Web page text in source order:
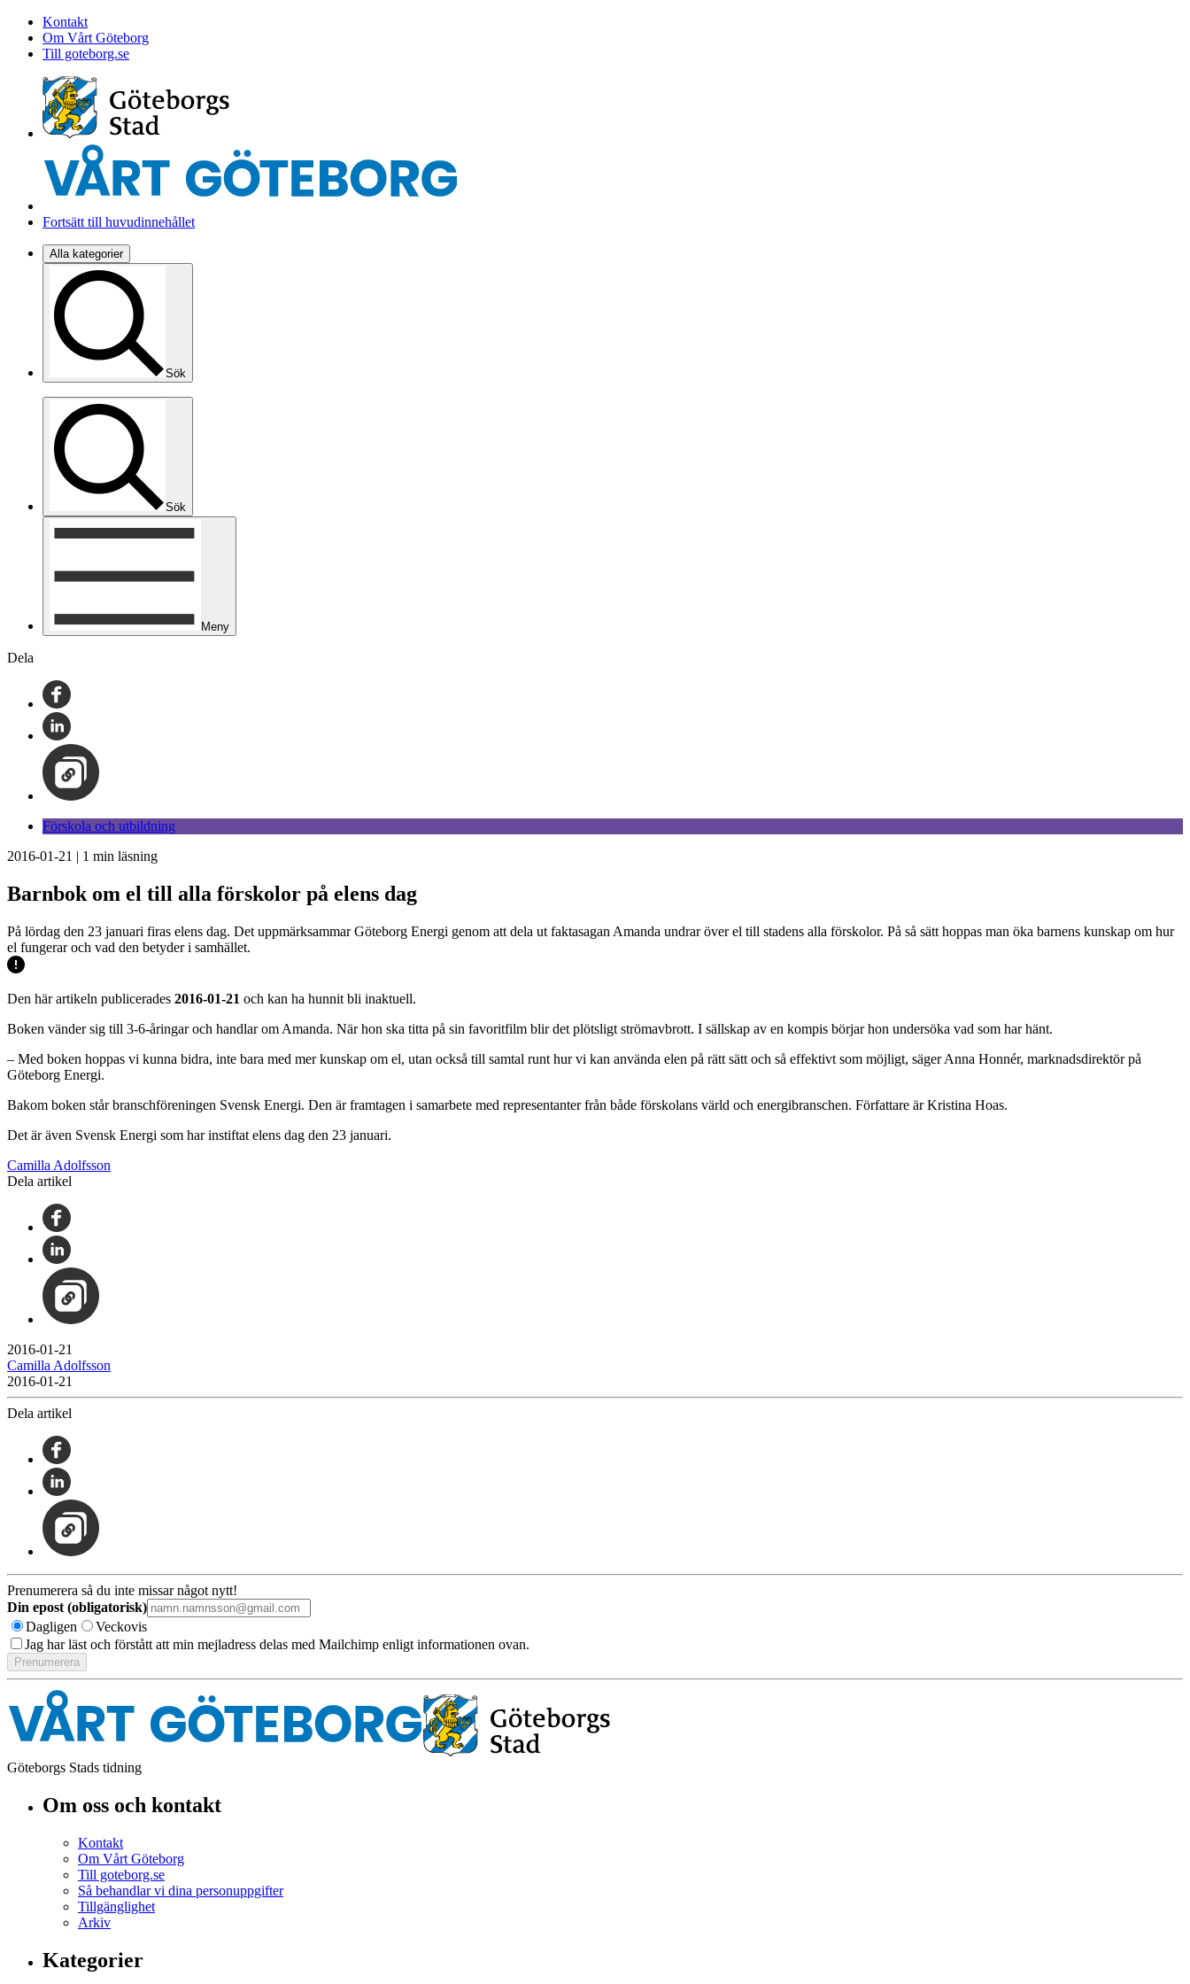
Kontakt
Om Vårt Göteborg
Till goteborg.se
Fortsätt till huvudinnehållet
Alla kategorier
Sök
Sök
Meny
Dela
Förskola och utbildning
2016-01-21 | 1 min läsning
Barnbok om el till alla förskolor på elens dag
På lördag den 23 januari firas elens dag. Det uppmärksammar Göteborg Energi genom att dela ut faktasagan Amanda undrar över el till stadens alla förskolor. På så sätt hoppas man öka barnens kunskap om hur
el fungerar och vad den betyder i samhället.
Den här artikeln publicerades 2016-01-21 och kan ha hunnit bli inaktuell.
Boken vänder sig till 3-6-åringar och handlar om Amanda. När hon ska titta på sin favoritfilm blir det plötsligt strömavbrott. I sällskap av en kompis börjar hon undersöka vad som har hänt.
– Med boken hoppas vi kunna bidra, inte bara med mer kunskap om el, utan också till samtal runt hur vi kan använda elen på rätt sätt och så effektivt som möjligt, säger Anna Honnér, marknadsdirektör på
Göteborg Energi.
Bakom boken står branschföreningen Svensk Energi. Den är framtagen i samarbete med representanter från både förskolans värld och energibranschen. Författare är Kristina Hoas.
Det är även Svensk Energi som har instiftat elens dag den 23 januari.
Camilla Adolfsson
Dela artikel
2016-01-21
Camilla Adolfsson
2016-01-21
Dela artikel
Prenumerera så du inte missar något nytt!
Din epost (obligatorisk)
Dagligen
Veckovis
Jag har läst och förstått att min mejladress delas med Mailchimp enligt informationen ovan.
Göteborgs Stads tidning
Om oss och kontakt
Kontakt
Om Vårt Göteborg
Till goteborg.se
Så behandlar vi dina personuppgifter
Tillgänglighet
Arkiv
Kategorier